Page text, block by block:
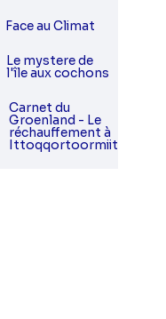
Face au Climat
Le mystere de
l'île aux cochons
Carnet du
Groenland - Le
réchauffement à
Ittoqqortoormiit